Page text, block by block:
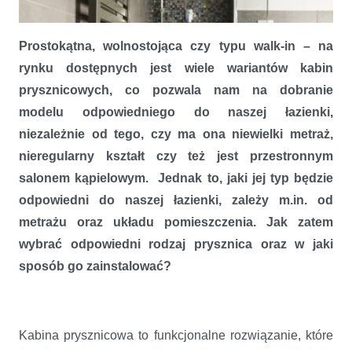
Prostokątna, wolnostojąca czy typu walk-in – na
rynku dostępnych jest wiele wariantów kabin
prysznicowych, co pozwala nam na dobranie
modelu odpowiedniego do naszej łazienki,
niezależnie od tego, czy ma ona niewielki metraż,
nieregularny kształt czy też jest przestronnym
salonem kąpielowym. Jednak to, jaki jej typ będzie
odpowiedni do naszej łazienki, zależy m.in. od
metrażu oraz układu pomieszczenia. Jak zatem
wybrać odpowiedni rodzaj prysznica oraz w jaki
sposób go zainstalować?
Kabina prysznicowa to funkcjonalne rozwiązanie, które